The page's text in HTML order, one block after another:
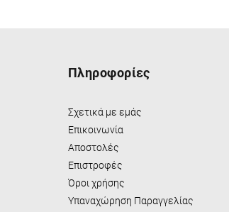
Πληροφορίες
Σχετικά με εμάς
Eπικοινωνία
Αποστολές
Επιστροφές
Όροι χρήσης
Υπαναχώρηση Παραγγελίας